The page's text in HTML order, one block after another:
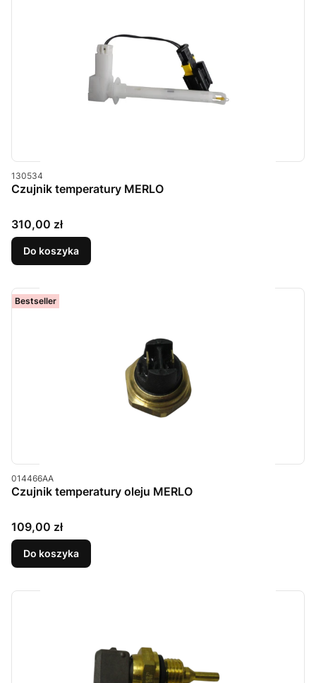
Kod produktu
130534
Czujnik temperatury MERLO
Cena
310,00 zł
Do koszyka
Bestseller
Kod produktu
014466AA
Czujnik temperatury oleju MERLO
Cena
109,00 zł
Do koszyka